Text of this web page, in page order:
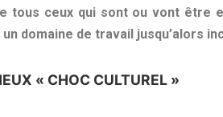
tous ceux qui sont ou vont être
domaine de travail jusqu’alors
« CHOC CULTUREL »